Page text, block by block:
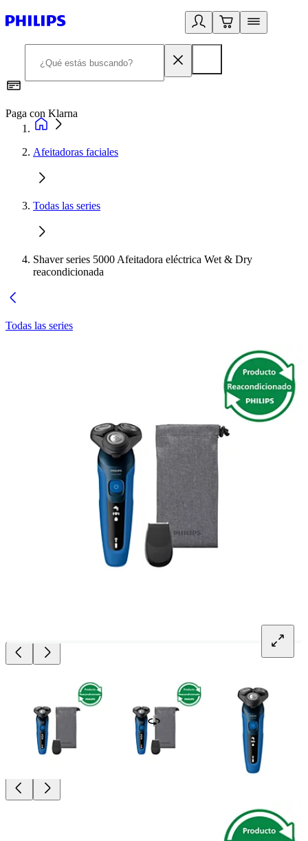
Paga con Klarna
Afeitadoras faciales
Todas las series
Shaver series 5000 Afeitadora eléctrica Wet & Dry
reacondicionada
Todas las series